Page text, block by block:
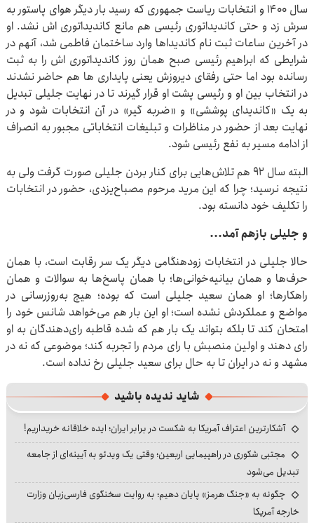
سال ۱۴۰۰ و انتخابات ریاست جمهوری که رسید بار دیگر هوای پاستور به
سرش زد و حتی کاندیداتوری رئیسی هم مانع کاندیداتوری اش نشد. او
در آخرین ساعات ثبت نام کاندیداها وارد ساختمان فاطمی شد، آنهم در
شرایطی که ابراهیم رئیسی صبح همان روز کاندیداتوری اش را به ثبت
رسانده بود اما حتی رفقای دیروزش یعنی پایداری ها هم حاضر نشدند
در انتخاب بین او و رئیسی پشت او قرار گیرند تا در نهایت جلیلی تبدیل
به یک «کاندیدای پوششی» و «ضربه گیر» در آن انتخابات شود و در
نهایت بعد از حضور در مناظرات و تبلیغات انتخاباتی مجبور به انصراف
از ادامه مسیر به نفع رئیسی شود.
البته سال ۹۲ هم تلاش‌هایی برای کنار بردن جلیلی صورت گرفت ولی به
نتیجه نرسید؛ چرا که این مرید مرحوم مصباح‌یزدی، حضور در انتخابات
را تکلیف خود دانسته بود.
و جلیلی بازهم آمد...
حالا جلیلی در انتخابات زودهنگامی دیگر یک سر رقابت است، با همان
حرف‌ها و همان بیانیه‌خوانی‌ها؛ با همان پاسخ‌ها به سوالات و همان
راهکارها؛ او همان سعید جلیلی است که بوده؛ هیچ به‌روزرسانی در
مواضع و عملکردش نشده است؛ او این بار هم می‌خواهد شانس خود را
امتحان کند تا بلکه بتواند یک بار هم که شده قاطبه رای‌دهندگان به او
رای دهند و اولین منصبش با رای مردم را تجربه کند؛ موضوعی که نه در
مشهد و نه در ایران تا به حال برای سعید جلیلی رخ نداده است.
شاید ندیده باشید
آشکارترین اعتراف آمریکا به شکست در برابر ایران؛ ایده خلاقانه خریداریم!
مجتبی شکوری در راهپیمایی اربعین؛ وقتی یک ویدئو به آیینه‌ای از جامعه
تبدیل می‌شود
چگونه به «جنگ هرمز» پایان دهیم؛ به روایت سخنگوی فارسی‌زبان وزارت
خارجه آمریکا